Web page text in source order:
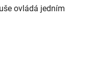
ovládá jedním